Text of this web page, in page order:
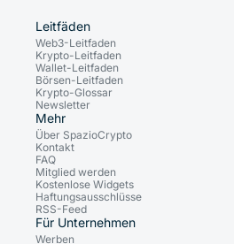
Leitfäden
Web3-Leitfaden
Krypto-Leitfaden
Wallet-Leitfaden
Börsen-Leitfaden
Krypto-Glossar
Newsletter
Mehr
Über SpazioCrypto
Kontakt
FAQ
Mitglied werden
Kostenlose Widgets
Haftungsausschlüsse
RSS-Feed
Für Unternehmen
Werben